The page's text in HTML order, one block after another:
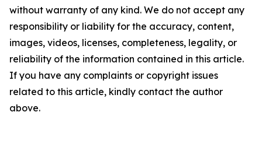
without warranty of any kind. We do not accept any
responsibility or liability for the accuracy, content,
images, videos, licenses, completeness, legality, or
reliability of the information contained in this article.
If you have any complaints or copyright issues
related to this article, kindly contact the author
above.